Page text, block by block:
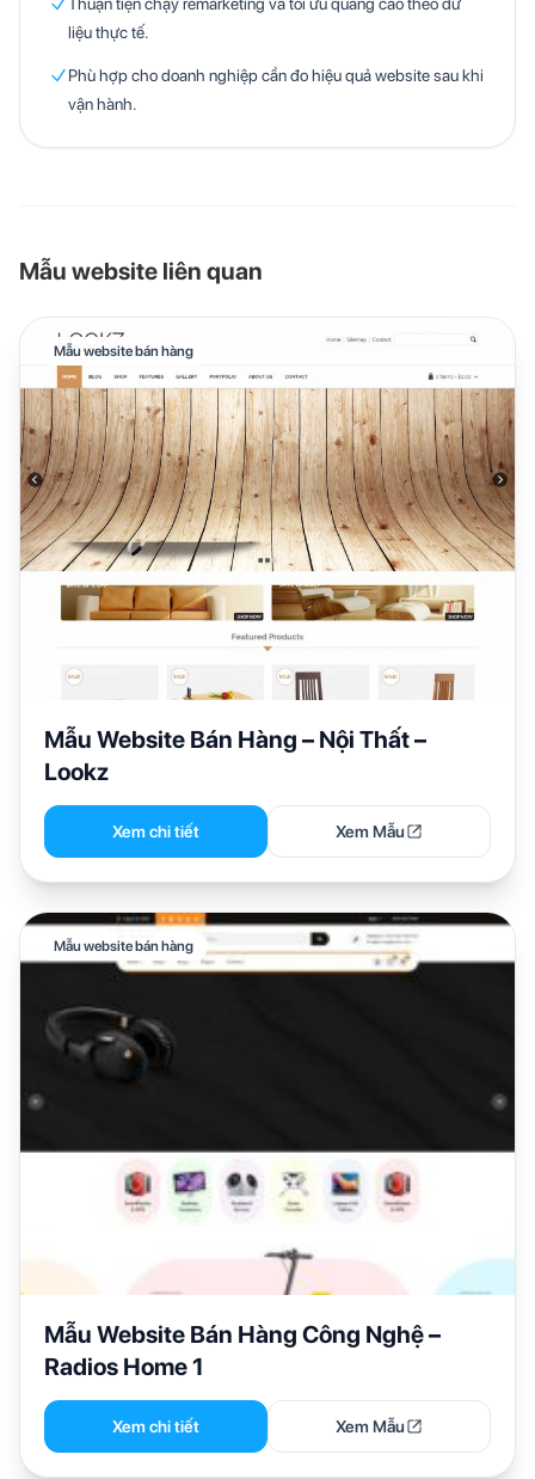
liệu thực tế.
Phù hợp cho doanh nghiệp cần đo hiệu quả website sau khi
vận hành.
Mẫu website liên quan
Mẫu website bán hàng
Mẫu Website Bán Hàng – Nội Thất –
Lookz
Xem chi tiết Xem Mẫu
Mẫu website bán hàng
Mẫu Website Bán Hàng Công Nghệ –
Radios Home 1
Xem chi tiết Xem Mẫu